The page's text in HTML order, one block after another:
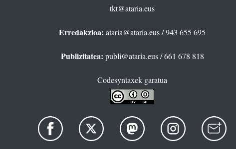
tkt@ataria.eus
Erredakzioa: ataria@ataria.eus/ 943 655 695
Publizitatea: publi@ataria.eus/ 661 678 818
Codesyntaxek garatua